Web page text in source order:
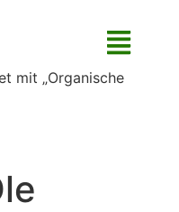
mit „Organische